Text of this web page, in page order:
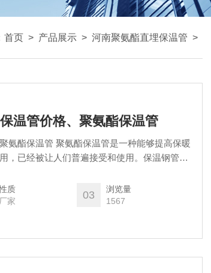
首页 > 产品展示 > 河南聚氨酯直埋保温管 >
温管价格、聚氨酯保温管
氨酯保温管 聚氨酯保温管是一种能够提高保暖
，已经被让人们普遍接受和使用。保温钢管普
质
家
03
浏览量
1567